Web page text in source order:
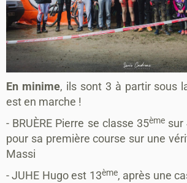
En minime, ils sont 3 à partir sous
est en marche !
- BRUÈRE Pierre se classe 35ème sur
pour sa première course sur une
Massi
- JUHE Hugo est 13ème, après une